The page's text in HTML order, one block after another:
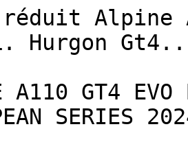
réduit Alpine
Hurgon
GT4 EVO
SERIES